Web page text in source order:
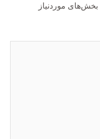
بخش‌های موردنیاز